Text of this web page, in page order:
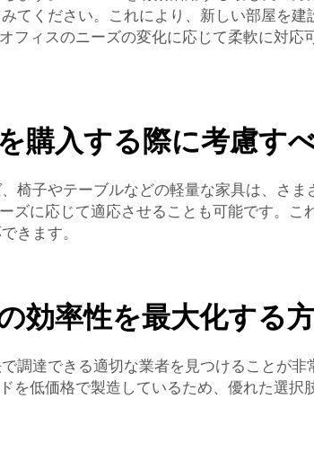
てください。これにより、新しい部屋を
ィスのニーズの変化に応じて柔軟に対応
購入する際に考慮す
椅子やテーブルなどの軽量な家具は、さま
に応じて適応させることも可能です。こ
きます。
効率性を最大化する
調達できる適切な業者を見つけることが
低価格で製造しているため、優れた選択